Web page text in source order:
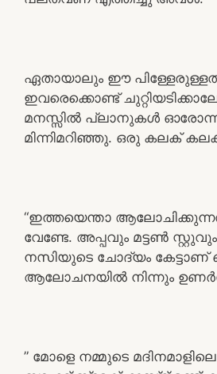
ഏതായാലും ഈ പിള്ളേരുള്ളത്
ഇവരെക്കൊണ്ട്
മനസ്സിൽ പ്ലാനുകൾ
മിന്നിമറിഞ്ഞു. ഒരു കലക്
“ഇത്തയെന്താ
വേണ്ടേ. അപ്പവും മട്ടൺ
നസിയുടെ ചോദ്യം കേട്ടാണ്
ആലോചനയിൽ നിന്നും
” മോളെ നമ്മുടെ